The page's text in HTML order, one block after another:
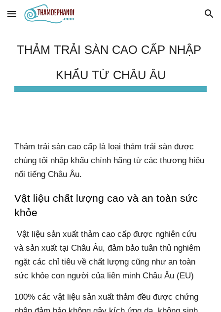
Skip to main content Skip to navigation
THẢM TRẢI SÀN CAO CẤP NHẬP
KHẨU TỪ CHÂU ÂU
Thảm trải sàn cao cấp là loại thảm trải sàn được
chúng tôi nhập khẩu chính hãng từ các thương hiệu
nổi tiếng Châu Âu.
Vật liệu chất lượng cao và an toàn sức
khỏe
Vật liệu sản xuất thảm cao cấp được nghiên cứu
và sản xuất tại Châu Âu, đảm bảo tuân thủ nghiêm
ngặt các chỉ tiêu về chất lượng cũng như an toàn
sức khỏe con người của liên minh Châu Âu (EU)
100% các vật liệu sản xuất thảm đều được chứng